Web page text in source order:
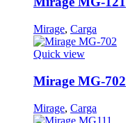
Mirage, Carga
Quick view
Mirage MG-702
Mirage, Carga